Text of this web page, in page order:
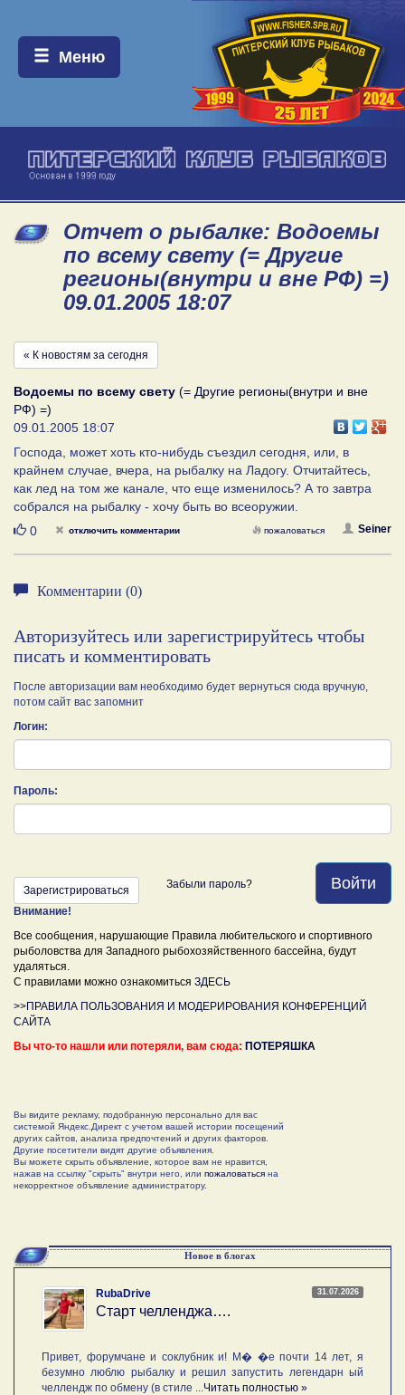
Меню:
Меню
Отчет о рыбалке: Водоемы
по всему свету (= Другие
регионы(внутри и вне РФ) =)
09.01.2005 18:07
« К новостям за сегодня
Водоемы по всему свету (= Другие регионы(внутри и вне
РФ) =)
09.01.2005 18:07
Господа, может хоть кто-нибудь съездил сегодня, или, в
крайнем случае, вчера, на рыбалку на Ладогу. Отчитайтесь,
как лед на том же канале, что еще изменилось? А то завтра
собрался на рыбалку - хочу быть во всеоружии.
Нравится
0 отключить комментарии Seiner
пожаловаться
Комментарии (0)
Авторизуйтесь или зарегистрируйтесь чтобы
писать и комментировать
После авторизации вам необходимо будет вернуться сюда вручную,
потом сайт вас запомнит
Логин:
Пароль:
Войти
Зарегистрироваться Забыли пароль?
Внимание!
Все сообщения, нарушающие Правила любительского и спортивного
рыболовства для Западного рыбохозяйственного бассейна, будут
удаляться.
С правилами можно ознакомиться ЗДЕСЬ
>>ПРАВИЛА ПОЛЬЗОВАНИЯ И МОДЕРИРОВАНИЯ КОНФЕРЕНЦИЙ
САЙТА
Вы что-то нашли или потеряли, вам сюда: ПОТЕРЯШКА
Вы видите рекламу, подобранную персонально для вас
системой Яндекс.Директ с учетом вашей истории посещений
других сайтов, анализа предпочтений и других факторов.
Другие посетители видят другие объявления.
Вы можете скрыть объявление, которое вам не нравится,
нажав на ссылку "скрыть" внутри него, или пожаловаться на
некорректное объявление администратору.
Новое в блогах
31.07.2026
RubaDrive
Старт челленджа….
Привет, форумчане и соклубник и! М� �е почти 14 лет, я
безумно люблю рыбалку и решил запустить легендарн ый
челлендж по обмену (в стиле ... Читать полностью »